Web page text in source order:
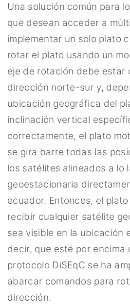
Una solución común para
que desean acceder a
implementar un solo plato
rotar el plato usando un
eje de rotación debe estar
dirección norte-sur y,
ubicación geográfica del
inclinación vertical
correctamente, el plato
se gira barre todas las
los satélites alineados a lo
geoestacionaria
ecuador. Entonces, el
recibir cualquier satélite
sea visible en la ubicación
decir, que esté por encima
protocolo DiSEqC se ha
abarcar comandos para
dirección.